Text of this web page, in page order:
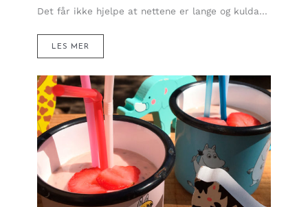
Det får ikke hjelpe at nettene er lange og kulda…
LES MER